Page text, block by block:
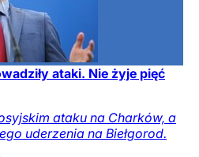
ataki. Nie żyje pięć
ataku na Charków, a
uderzenia na Biełgorod.